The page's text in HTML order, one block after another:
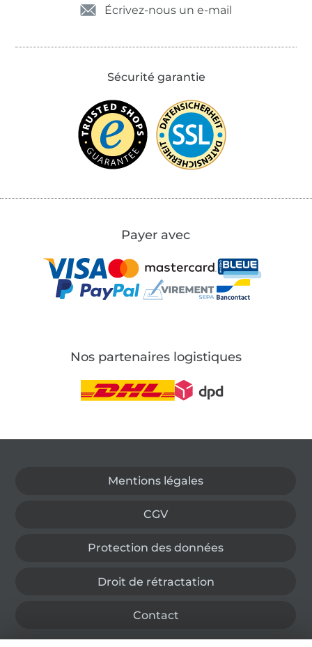
Écrivez-nous un e-mail
Sécurité garantie
Payer avec
Nos partenaires logistiques
Mentions légales
CGV
Protection des données
Droit de rétractation
Contact